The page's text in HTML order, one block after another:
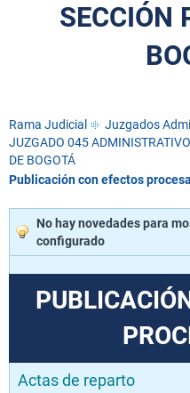
SECCIÓN
Rama Judicial
Juzgados
JUZGADO 045
DE BOGOTÁ
Publicación con efectos
No hay novedades para
configurado
Actas de reparto